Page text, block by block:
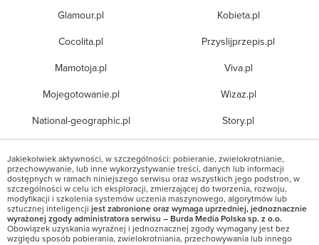
Glamour.pl
Cocolita.pl
Mamotoja.pl
Mojegotowanie.pl
National-geographic.pl
Kobieta.pl
Przyslijprzepis.pl
Viva.pl
Wizaz.pl
Story.pl
Jakiekolwiek aktywności, w szczególności: pobieranie, zwielokrotnianie,
przechowywanie, lub inne wykorzystywanie treści, danych lub informacji
dostępnych w ramach niniejszego serwisu oraz wszystkich jego podstron, w
szczególności w celu ich eksploracji, zmierzającej do tworzenia, rozwoju,
modyfikacji i szkolenia systemów uczenia maszynowego, algorytmów lub
sztucznej inteligencji jest zabronione oraz wymaga uprzedniej, jednoznacznie
wyrażonej zgody administratora serwisu – Burda Media Polska sp. z o.o.
Obowiązek uzyskania wyraźnej i jednoznacznej zgody wymagany jest bez
względu sposób pobierania, zwielokrotniania, przechowywania lub innego